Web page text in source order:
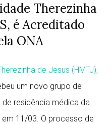
Therezinha
é Acreditado
ONA
de Jesus (HMTJ),
um novo grupo de
residência médica da
11/03. O processo de